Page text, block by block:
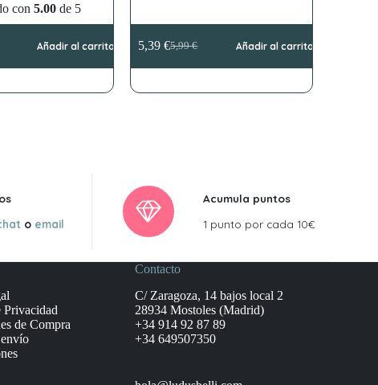
con 5.00de 5
Añadir al carrito 5,99€
El
precio
era:
5,39€El
precio
es:
Añadir al carrito
o email
Acumula puntos
1 punto por cada 10€
Privacidad
de Compra
Contacto
C/ Zaragoza, 14 bajos local 2
28934 Mostoles (Madrid)
+34 914 92 87 89
+34 649507350